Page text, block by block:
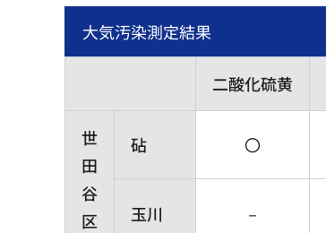
大気汚染測定結果
二酸化硫黄
世
田
谷
区
砧 〇
玉川 －